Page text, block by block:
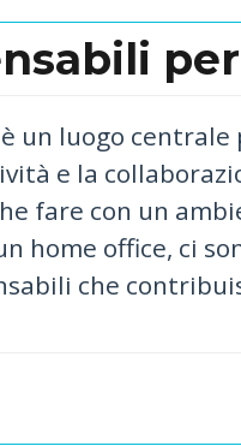
è un luogo centrale
e la
fare con un
home office, ci
che